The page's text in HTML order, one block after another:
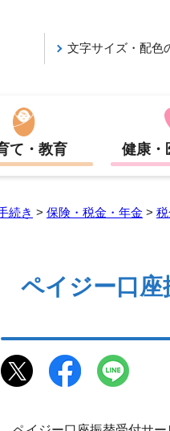
文字サイズ・配色
て・教育 健康・
続き > 保険・税金・年金 >
ペイジー口座